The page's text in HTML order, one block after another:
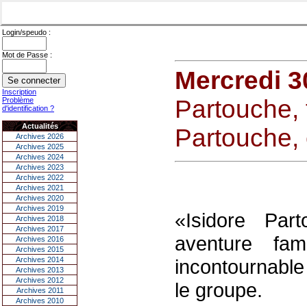
Login/speudo :
Mot de Passe :
Inscription
Problème
d'identification ?
Actualités
Archives 2026
Archives 2025
Archives 2024
Archives 2023
Archives 2022
Archives 2021
Archives 2020
Archives 2019
Archives 2018
Archives 2017
Archives 2016
Archives 2015
Archives 2014
Archives 2013
Archives 2012
Archives 2011
Archives 2010
Mercredi
«Isidore
aventure
le groupe.